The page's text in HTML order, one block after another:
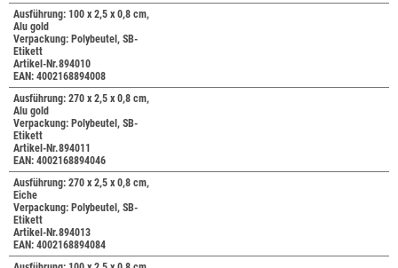
Ausführung: 100 x 2,5 x 0,8 cm,
Alu gold
Verpackung: Polybeutel, SB-
Etikett
Artikel-Nr.894010
EAN: 4002168894008
Ausführung: 270 x 2,5 x 0,8 cm,
Alu gold
Verpackung: Polybeutel, SB-
Etikett
Artikel-Nr.894011
EAN: 4002168894046
Ausführung: 270 x 2,5 x 0,8 cm,
Eiche
Verpackung: Polybeutel, SB-
Etikett
Artikel-Nr.894013
EAN: 4002168894084